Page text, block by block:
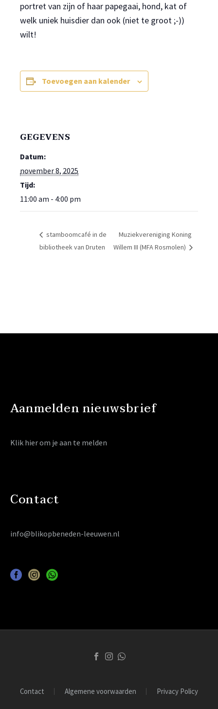
portret van zijn of haar papegaai, hond, kat of
welk uniek huisdier dan ook (niet te groot ;-))
wilt!
Toevoegen aan kalender
GEGEVENS
Datum:
november 8, 2025
Tijd:
11:00 am - 4:00 pm
stamboomcafé in de
bibliotheek van Druten
Muziekvereniging Koning
Willem III (MFA Rosmolen)
Aanmelden nieuwsbrief
Klik hierom je aan te melden
Contact
info@blikopbeneden-leeuwen.nl
Contact Algemene voorwaarden Privacy Policy